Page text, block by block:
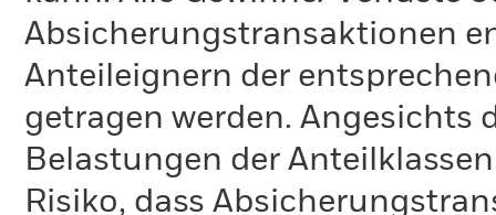
Absicherungstransaktionen
Anteileignern der
getragen werden. Angesichts
Belastungen der
Risiko, dass